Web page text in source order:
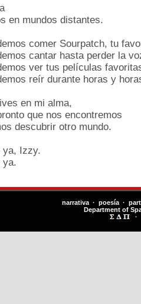
mundos distantes.
comer Sourpatch, tu
cantar hasta perder la
ver tus películas
reír durante horas y
en mi alma,
que nos encontremos
descubrir otro mundo.
Izzy.
narrativa · poesía ·
Department of
·